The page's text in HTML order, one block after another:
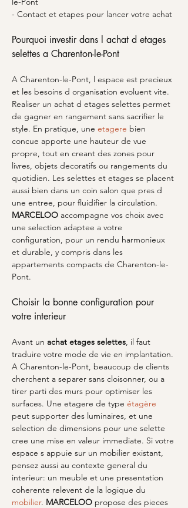
- Contact et etapes pour lancer votre achat
Pourquoi investir dans l achat d etages
selettes a Charenton-le-Pont
A Charenton-le-Pont, l espace est precieux
et les besoins d organisation evoluent vite.
Realiser un achat d etages selettes permet
de gagner en rangement sans sacrifier le
style. En pratique, une etagere bien
concue apporte une hauteur de vue
propre, tout en creant des zones pour
livres, objets decoratifs ou rangements du
quotidien. Les selettes et etages se placent
aussi bien dans un coin salon que pres d
une entree, pour fluidifier la circulation.
MARCELOO accompagne vos choix avec
une selection adaptee a votre
configuration, pour un rendu harmonieux
et durable, y compris dans les
appartements compacts de Charenton-le-
Pont.
Choisir la bonne configuration pour
votre interieur
Avant un achat etages selettes, il faut
traduire votre mode de vie en implantation.
A Charenton-le-Pont, beaucoup de clients
cherchent a separer sans cloisonner, ou a
tirer parti des murs pour optimiser les
surfaces. Une etagere de type étagère
peut supporter des luminaires, et une
selection de dimensions pour une selette
cree une mise en valeur immediate. Si votre
espace s appuie sur un mobilier existant,
pensez aussi au contexte general du
interieur: un meuble et une presentation
coherente relevent de la logique du
mobilier. MARCELOO propose des pieces